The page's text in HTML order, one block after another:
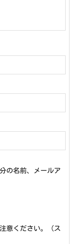
の名前、メールア
意ください。（ス